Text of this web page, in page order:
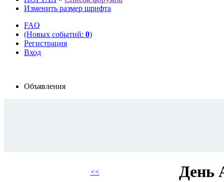
Изменить размер шрифта
FAQ
(Новых событий: 0)
Регистрация
Вход
Объявления
<< День